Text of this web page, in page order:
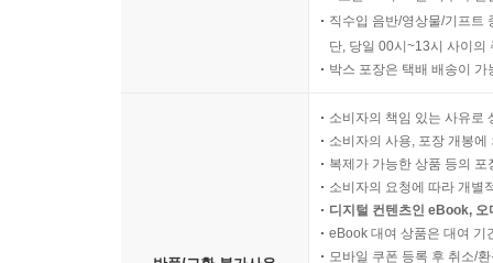
직수입 음반/영상물/기프트
단, 당일 00시~13시 사이의
박스 포장은 택배 배송이
소비자의 책임 있는 사유로
소비자의 사용, 포장 개봉
복제가 가능한 상품 등의
소비자의 요청에 따라 개별
디지털 컨텐츠인 eBook,
eBook 대여 상품은 대여 기
모바일 쿠폰 등록 후 취소/